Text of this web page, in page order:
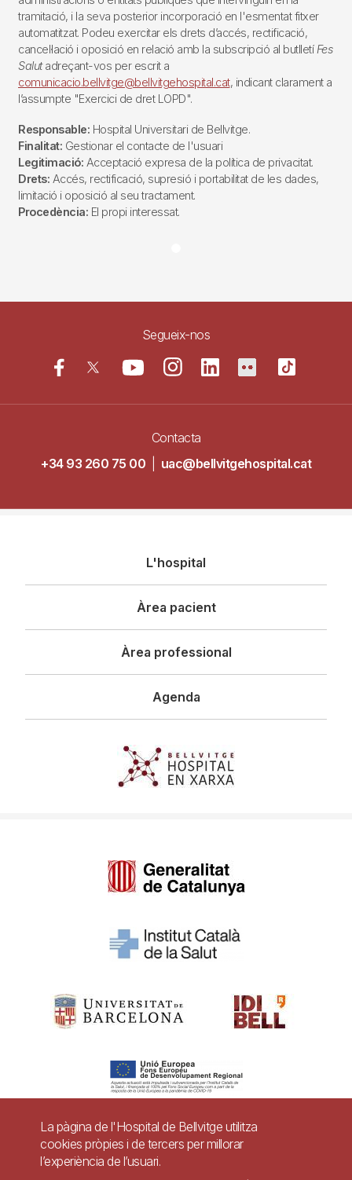
tramitació, i la seva posterior incorporació en l'esmentat fitxer
automatitzat. Podeu exercitar els drets d’accés, rectificació,
cancel·lació i oposició en relació amb la subscripció al butlletí Fes
Salutadreçant-vos per escrit a
comunicacio.bellvitge@bellvitgehospital.cat, indicant clarament a
l’assumpte "Exercici de dret LOPD".
Responsable: Hospital Universitari de Bellvitge.
Finalitat: Gestionar el contacte de l'usuari
Legitimació: Acceptació expresa de la política de privacitat.
Drets: Accés, rectificació, supresió i portabilitat de les dades,
limitació i oposició al seu tractament.
Procedència: El propi interessat.
Segueix-nos
Contacta
+34 93 260 75 00
uac@bellvitgehospital.cat
principal
L'hospital
Àrea pacient
Àrea professional
Agenda
Pie
Contacte
La pàgina de l'Hospital de Bellvitge utilitza
cookies pròpies i de tercers per millorar
l’experiència de l’usuari.